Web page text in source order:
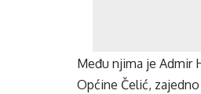
Među njima je Admir
Općine Čelić,